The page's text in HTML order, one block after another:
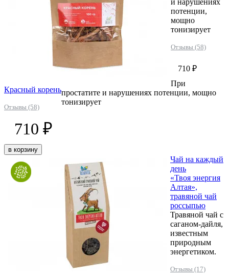
Красный корень
Отзывы (58)
потенции,
мощно
тонизирует
Отзывы (58)
710 ₽
При
простатите и нарушениях потенции, мощно
тонизирует
710 ₽
в корзину
Чай на каждый
день
«Твоя энергия
Алтая»,
травяной чай
россыпью
Травяной чай с
саганом-дайля,
известным
природным
энергетиком.
Отзывы (17)